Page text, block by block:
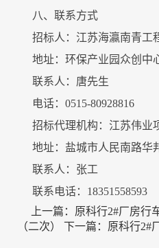
八、联系方式
招标人：江苏海瀛南青工
地址：环保产业园众创中
联系人：唐先生
电话：0515-80928816
招标代理机构：江苏伟业
地址：盐城市人民南路华
联系人：张工
联系电话：18351558593
上一篇： 原科行2#厂房行
（二次）
下一篇： 原科行2#